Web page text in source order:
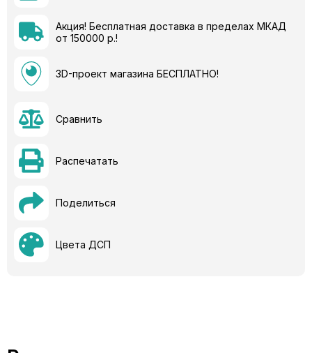
Акция! Бесплатная доставка в пределах МКАД
от 150000 р.!
3D-проект магазина БЕСПЛАТНО!
Сравнить
Распечатать
Поделиться
Цвета ДСП